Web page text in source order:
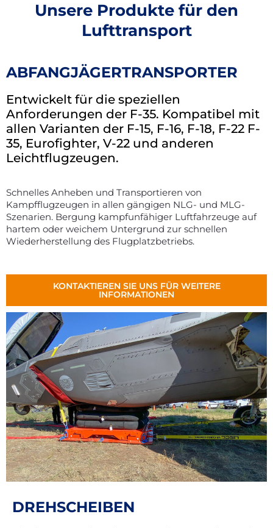
Unsere Produkte für den
Lufttransport
ABFANGJÄGERTRANSPORTER
Entwickelt für die speziellen
Anforderungen der F-35. Kompatibel mit
allen Varianten der F-15, F-16, F-18, F-22 F-
35, Eurofighter, V-22 und anderen
Leichtflugzeugen.
Schnelles Anheben und Transportieren von
Kampfflugzeugen in allen gängigen NLG- und MLG-
Szenarien. Bergung kampfunfähiger Luftfahrzeuge auf
hartem oder weichem Untergrund zur schnellen
Wiederherstellung des Flugplatzbetriebs.
KONTAKTIEREN SIE UNS FÜR WEITERE
INFORMATIONEN
DREHSCHEIBEN